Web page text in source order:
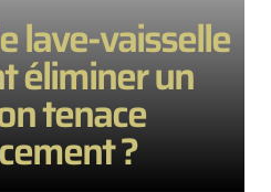
lave-vaisselle
éliminer un
tenace
?